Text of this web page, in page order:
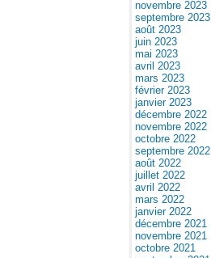
novembre 2023
septembre 2023
août 2023
juin 2023
mai 2023
avril 2023
mars 2023
février 2023
janvier 2023
décembre 2022
novembre 2022
octobre 2022
septembre 2022
août 2022
juillet 2022
avril 2022
mars 2022
janvier 2022
décembre 2021
novembre 2021
octobre 2021